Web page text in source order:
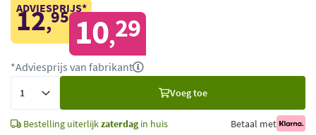
ADVIESPRIJS*
12,95 10,29
*Adviesprijs van fabrikant
Voeg toe
Bestelling uiterlijkzaterdagin huis Betaal met